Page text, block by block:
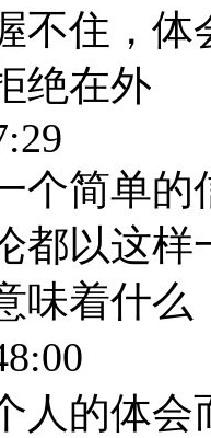
不住，体
绝在外
个简单的
都以这样
味着什么
人的体会